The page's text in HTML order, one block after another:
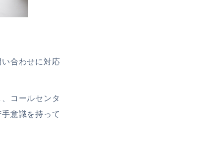
合わせに対応
コールセンタ
意識を持って